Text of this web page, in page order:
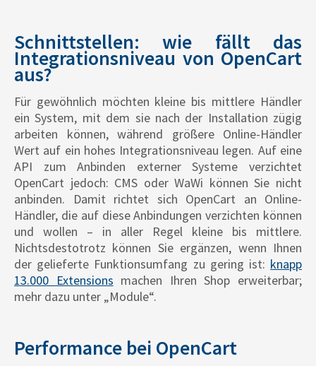
Schnittstellen: wie fällt das
Integrationsniveau von OpenCart
aus?
Für gewöhnlich möchten kleine bis mittlere Händler
ein System, mit dem sie nach der Installation zügig
arbeiten können, während größere Online-Händler
Wert auf ein hohes Integrationsniveau legen. Auf eine
API zum Anbinden externer Systeme verzichtet
OpenCart jedoch: CMS oder WaWi können Sie nicht
anbinden. Damit richtet sich OpenCart an Online-
Händler, die auf diese Anbindungen verzichten können
und wollen – in aller Regel kleine bis mittlere.
Nichtsdestotrotz können Sie ergänzen, wenn Ihnen
der gelieferte Funktionsumfang zu gering ist: knapp
13.000 Extensions machen Ihren Shop erweiterbar;
mehr dazu unter „Module“.
Performance bei OpenCart